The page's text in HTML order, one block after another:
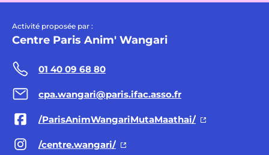
Activité proposée par :
Centre Paris Anim' Wangari
01 40 09 68 80
cpa.wangari@paris.ifac.asso.fr
/ParisAnimWangariMutaMaathai/
/centre.wangari/